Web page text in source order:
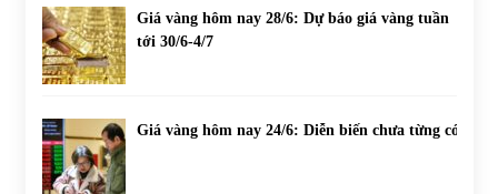
Giá vàng hôm nay 28/6: Dự báo giá vàng tuần
tới 30/6-4/7
Giá vàng hôm nay 24/6: Diễn biến chưa từng có